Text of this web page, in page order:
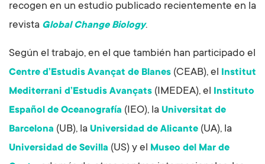
recogen en un estudio publicado recientemente en la
revista Global Change Biology.
Según el trabajo, en el que también han participado el
Centre d’Estudis Avançat de Blanes (CEAB), el Institut
Mediterrani d’Estudis Avançats (IMEDEA), el Instituto
Español de Oceanografía (IEO), la Universitat de
Barcelona (UB), la Universidad de Alicante (UA), la
Universidad de Sevilla (US) y el Museo del Mar de